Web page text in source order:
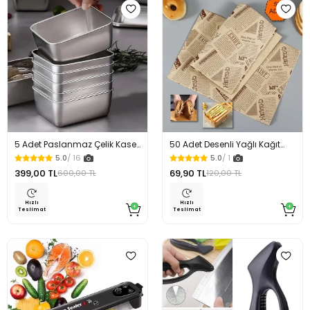
5 Adet Paslanmaz Çelik Kase
Çelik Kamp Yemek Tabağı
5.0/ 16
399,00 TL600,00 TL
Hızlı
Teslimat
50 Adet Desenli Yağlı Kağıt
Vintage Gazete Sunum
Kağıdı Servis Kağıdı
5.0/ 1
69,90 TL120,00 TL
Hızlı
Teslimat